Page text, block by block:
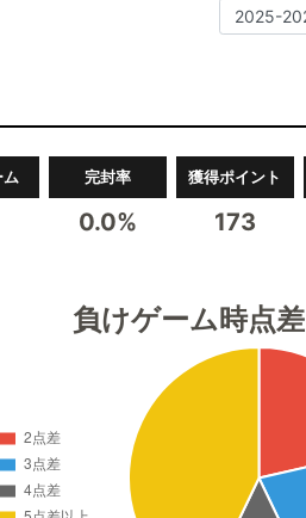
ム 完封率
0.0%
獲得ポイント
173
負けゲーム時点差